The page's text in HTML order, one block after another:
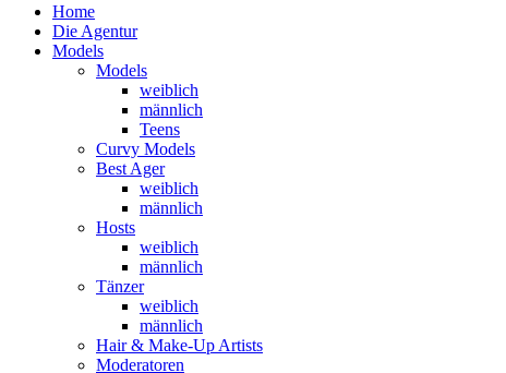
Home
Die Agentur
Models
Models
weiblich
männlich
Teens
Curvy Models
Best Ager
weiblich
männlich
Hosts
weiblich
männlich
Tänzer
weiblich
männlich
Hair & Make-Up Artists
Moderatoren